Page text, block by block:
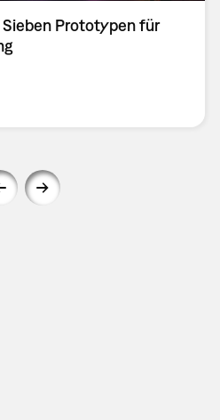
Prototypen für